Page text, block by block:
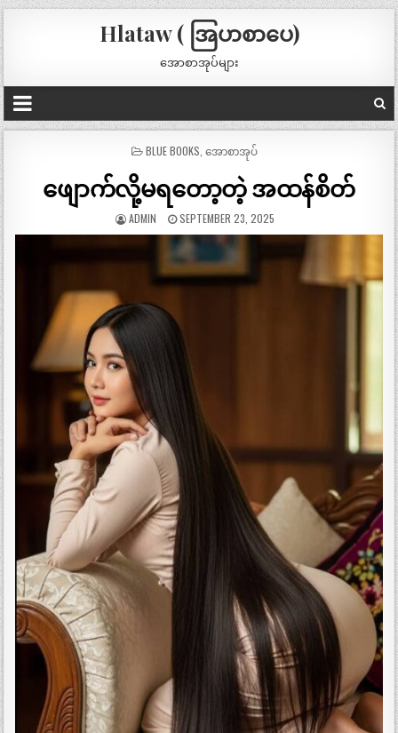
Hlataw ( အြပာစာပေ)
အောစာအုပ်များ
POSTED
BLUE BOOKS အောစာအုပ်
ဖျောက်လို့မရတော့တဲ့ အထန်စိတ်
ADMIN SEPTEMBER 23, 2025